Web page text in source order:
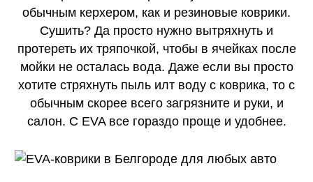
обычным керхером, как и резиновые коврики.
Сушить? Да просто нужно вытряхнуть и
протереть их тряпочкой, чтобы в ячейках после
мойки не осталась вода. Даже если вы просто
хотите стряхнуть пыль илт воду с коврика, то с
обычным скорее всего загрязните и руки, и
салон. С EVA все гораздо проще и удобнее.